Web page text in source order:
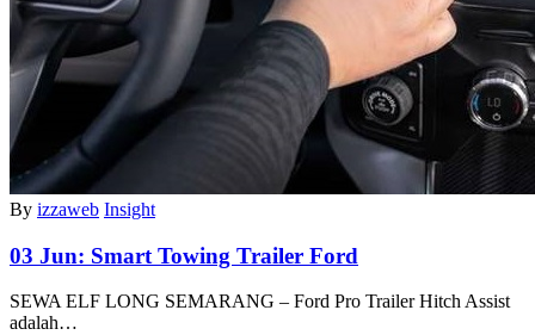
By izzaweb Insight
03 Jun: Smart Towing Trailer Ford
SEWA ELF LONG SEMARANG – Ford Pro Trailer Hitch Assist
adalah…